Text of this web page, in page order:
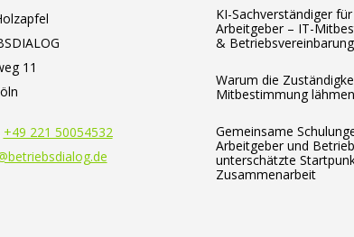
11
+49 221 50054532
KI-Sachverständiger
Arbeitgeber – IT-
& Betriebsvereinbarung
Warum die
Mitbestimmung
Gemeinsame
Arbeitgeber und
unterschätzte
Zusammenarbeit